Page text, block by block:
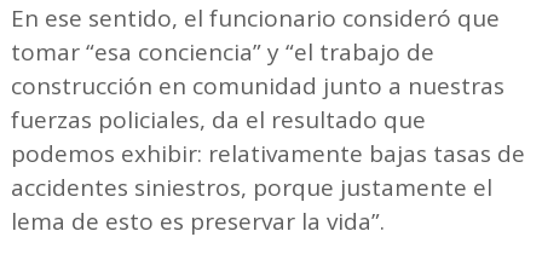
En ese sentido, el funcionario consideró que
tomar “esa conciencia” y “el trabajo de
construcción en comunidad junto a nuestras
fuerzas policiales, da el resultado que
podemos exhibir: relativamente bajas tasas de
accidentes siniestros, porque justamente el
lema de esto es preservar la vida”.